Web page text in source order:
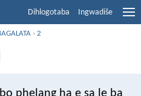
Dihlogotaba Ingwadiše
›2
phelang ha e sa le ba